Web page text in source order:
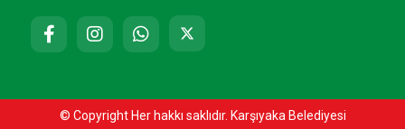
© Copyright Her hakkı saklıdır. Karşıyaka Belediyesi